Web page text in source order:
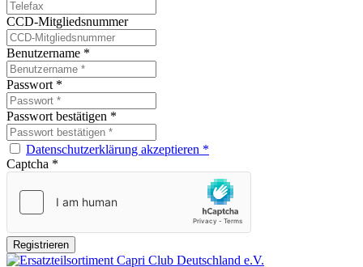
CCD-Mitgliedsnummer
Benutzername *
Passwort *
Passwort bestätigen *
Datenschutzerklärung akzeptieren *
Captcha *